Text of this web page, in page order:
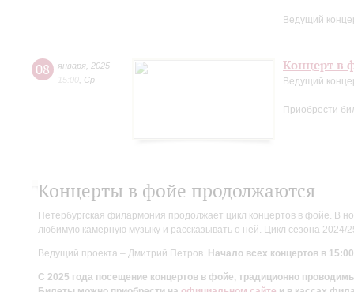
Ведущий
08 января 2025
15:00 Ср
Концерт в
Ведущий
Приобрести
Концерты в фойе продолжаются
Петербургская филармония продолжает цикл концертов в фойе. В
любимую камерную музыку и рассказывать о ней. Цикл сезона
Ведущий проекта – Дмитрий Петров. Начало всех концертов в
С 2025 года посещение концертов в фойе, традиционно